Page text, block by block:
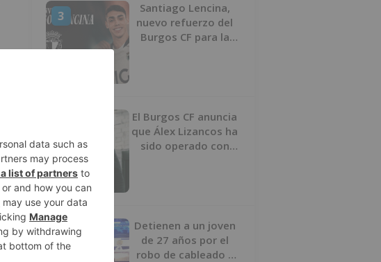
3
Santiago Lencina,
nuevo refuerzo del
Burgos CF para la
El Burgos CF anuncia
que Álex Lizancos ha
sido operado con
5
Detienen a un joven
de 27 años por el
robo de cableado y